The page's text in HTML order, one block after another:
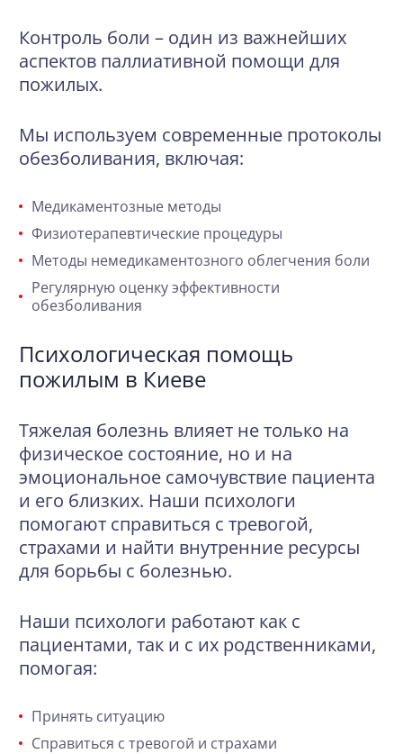
Контроль боли – один из важнейших
аспектов паллиативной помощи для
пожилых.
Мы используем современные протоколы
обезболивания, включая:
Медикаментозные методы
Физиотерапевтические процедуры
Методы немедикаментозного облегчения боли
Регулярную оценку эффективности
обезболивания
Психологическая помощь
пожилым в Киеве
Тяжелая болезнь влияет не только на
физическое состояние, но и на
эмоциональное самочувствие пациента
и его близких. Наши психологи
помогают справиться с тревогой,
страхами и найти внутренние ресурсы
для борьбы с болезнью.
Наши психологи работают как с
пациентами, так и с их родственниками,
помогая:
Принять ситуацию
Справиться с тревогой и страхами